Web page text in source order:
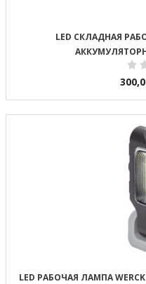
LED СКЛАДНАЯ
LED РАБОЧАЯ ЛАМПА